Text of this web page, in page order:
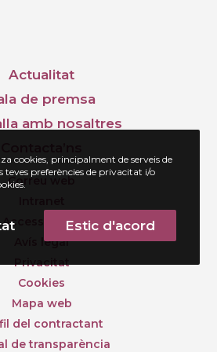
Actualitat
de premsa
amb nosaltres
Correu web
Accessibilitat
Avís legal
Privacitat
Cookies
Mapa web
del contractant
de transparència
cookies, principalment de serveis de
teves preferències de privacitat i/o
Estic d'acord